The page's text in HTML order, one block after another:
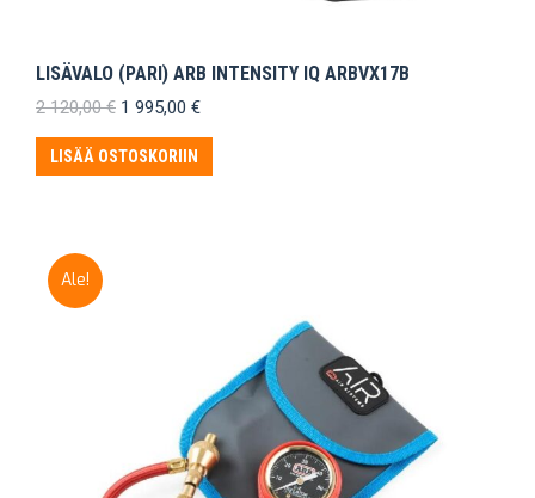
LISÄVALO (PARI) ARB INTENSITY IQ ARBVX17B
2 120,00€ Alkuperäinen
oli:
2
1 995,00 €Nykyinen
1
LISÄÄ OSTOSKORIIN
Ale!